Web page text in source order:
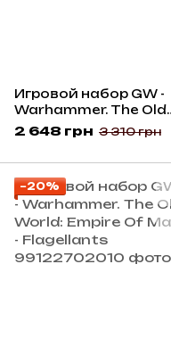
Игровой набор GW -
Warhammer. The Old
World: Empire Of Man -
Empire State Troops
2 648 грн 3 310 грн
−20%